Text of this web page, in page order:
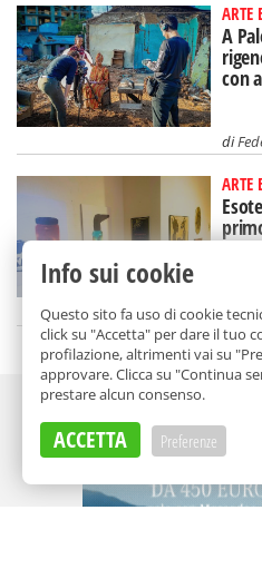
ARTE
A
con
di
ARTE
di
Info sui cookie
Questo sito fa uso di cookie
click su "Accetta" per dare il tuo
profilazione, altrimenti vai su
approvare. Clicca su "Continua
prestare alcun consenso.
ACCETTA Preferenze